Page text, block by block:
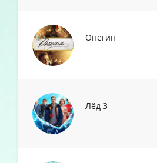
Онегин
Лёд 3